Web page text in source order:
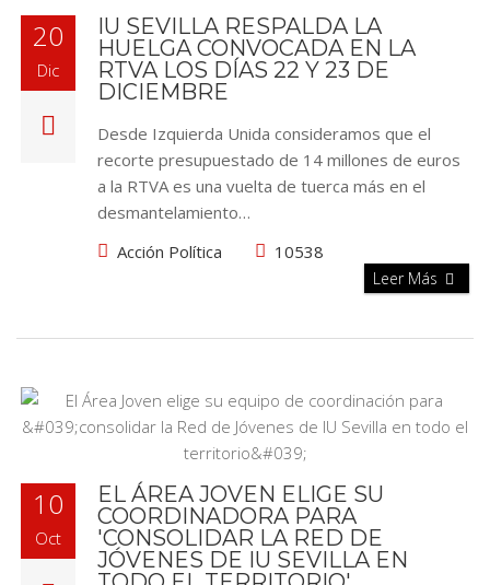
20
Dic
IU SEVILLA RESPALDA LA
HUELGA CONVOCADA EN LA
RTVA LOS DÍAS 22 Y 23 DE
DICIEMBRE
Desde Izquierda Unida consideramos que el
recorte presupuestado de 14 millones de euros
a la RTVA es una vuelta de tuerca más en el
desmantelamiento…
Acción Política
10538
Leer Más
10
Oct
EL ÁREA JOVEN ELIGE SU
COORDINADORA PARA
'CONSOLIDAR LA RED DE
JÓVENES DE IU SEVILLA EN